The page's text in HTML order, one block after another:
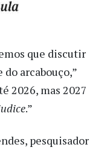
que discutir
arcabouço,”
2026, mas 2027
.”
pesquisador